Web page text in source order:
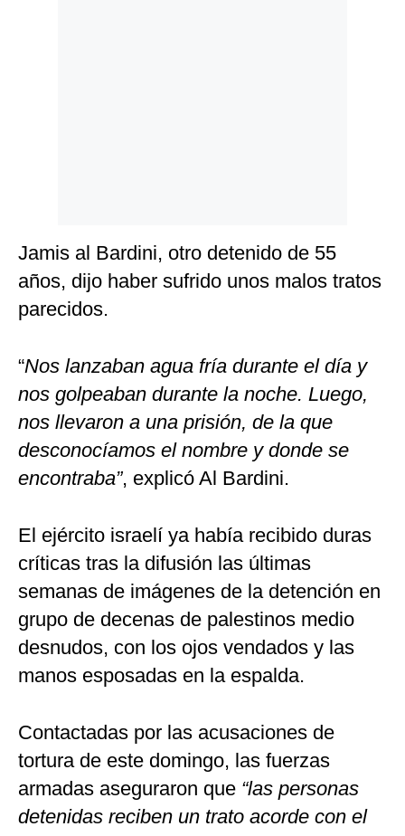
Jamis al Bardini, otro detenido de 55
años, dijo haber sufrido unos malos tratos
parecidos.
“Nos lanzaban agua fría durante el día y
nos golpeaban durante la noche. Luego,
nos llevaron a una prisión, de la que
desconocíamos el nombre y donde se
encontraba”, explicó Al Bardini.
El ejército israelí ya había recibido duras
críticas tras la difusión las últimas
semanas de imágenes de la detención en
grupo de decenas de palestinos medio
desnudos, con los ojos vendados y las
manos esposadas en la espalda.
Contactadas por las acusaciones de
tortura de este domingo, las fuerzas
armadas aseguraron que “las personas
detenidas reciben un trato acorde con el